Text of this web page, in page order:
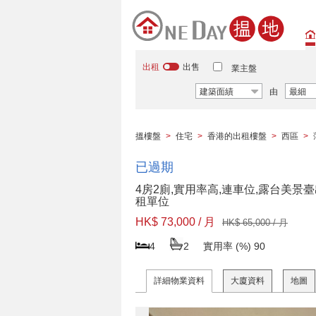
出租 出售 業主盤
建築面績 由 最細
搵樓盤 > 住宅 > 香港的出租樓盤 > 西區 >
已過期
4房2廁,實用率高,連車位,露台美景
租單位
HK$ 73,000 / 月
HK$ 65,000 / 月
4 2 實用率 (%) 90
詳細物業資料 大廈資料 地圖